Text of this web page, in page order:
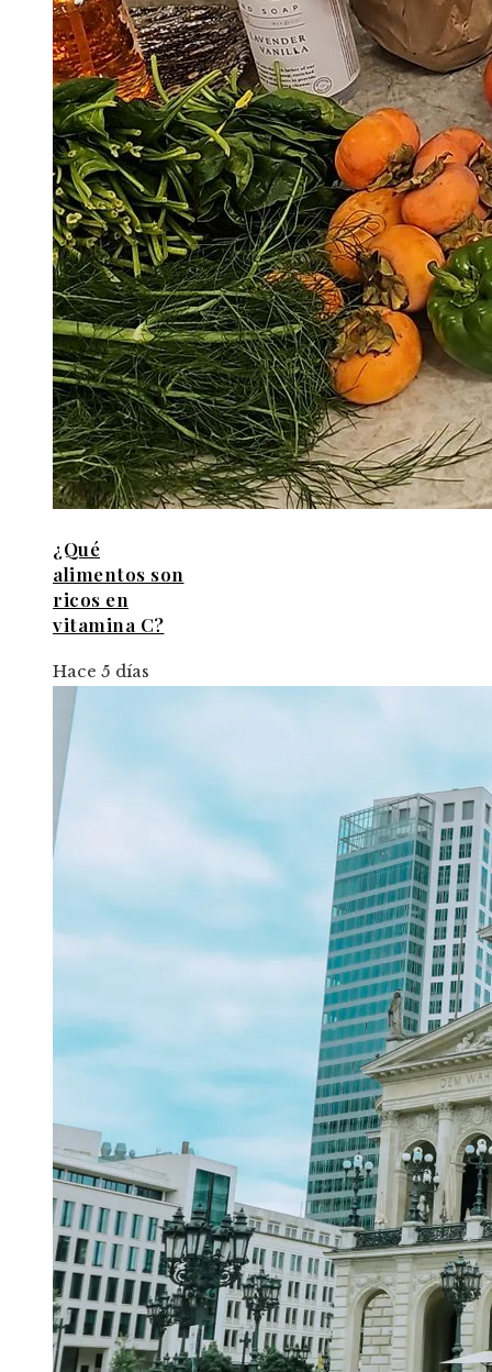
¿Qué
alimentos son
ricos en
vitamina C?
Hace 5 días